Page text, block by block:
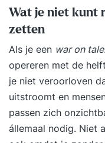
Wat je niet kunt
zetten
Als je een war on
opereren met de
je niet veroorloven
uitstroomt en
passen zich
állemaal nodig. Niet